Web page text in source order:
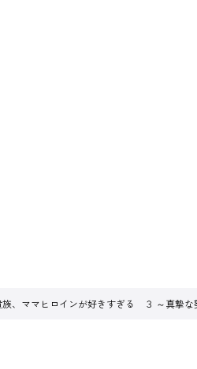
族、ママヒロインが好きすぎる ３ ～真摯